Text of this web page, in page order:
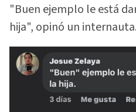
"Buen ejemplo le está
hija", opinó un internauta.